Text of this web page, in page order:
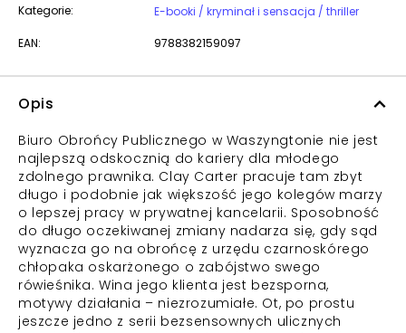
Kategorie: E-booki / kryminał i sensacja / thriller
EAN: 9788382159097
Opis
Biuro Obrońcy Publicznego w Waszyngtonie nie jest
najlepszą odskocznią do kariery dla młodego
zdolnego prawnika. Clay Carter pracuje tam zbyt
długo i podobnie jak większość jego kolegów marzy
o lepszej pracy w prywatnej kancelarii. Sposobność
do długo oczekiwanej zmiany nadarza się, gdy sąd
wyznacza go na obrońcę z urzędu czarnoskórego
chłopaka oskarżonego o zabójstwo swego
rówieśnika. Wina jego klienta jest bezsporna,
motywy działania – niezrozumiałe. Ot, po prostu
jeszcze jedno z serii bezsensownych ulicznych